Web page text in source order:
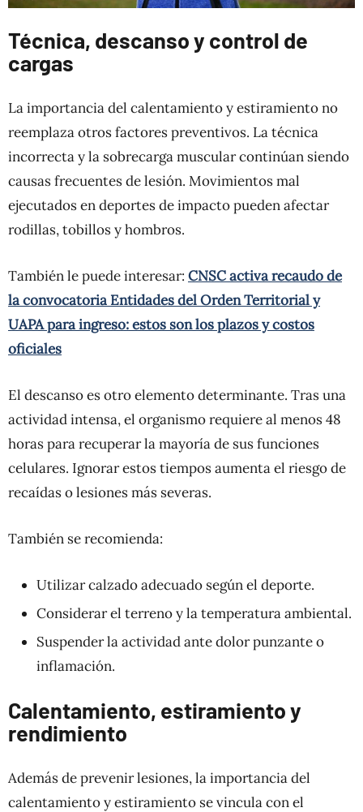
Técnica, descanso y control de
cargas
La importancia del calentamiento y estiramiento no
reemplaza otros factores preventivos. La técnica
incorrecta y la sobrecarga muscular continúan siendo
causas frecuentes de lesión. Movimientos mal
ejecutados en deportes de impacto pueden afectar
rodillas, tobillos y hombros.
También le puede interesar: CNSC activa recaudo de
la convocatoria Entidades del Orden Territorial y
UAPA para ingreso: estos son los plazos y costos
oficiales
El descanso es otro elemento determinante. Tras una
actividad intensa, el organismo requiere al menos 48
horas para recuperar la mayoría de sus funciones
celulares. Ignorar estos tiempos aumenta el riesgo de
recaídas o lesiones más severas.
También se recomienda:
Utilizar calzado adecuado según el deporte.
Considerar el terreno y la temperatura ambiental.
Suspender la actividad ante dolor punzante o
inflamación.
Calentamiento, estiramiento y
rendimiento
Además de prevenir lesiones, la importancia del
calentamiento y estiramiento se vincula con el